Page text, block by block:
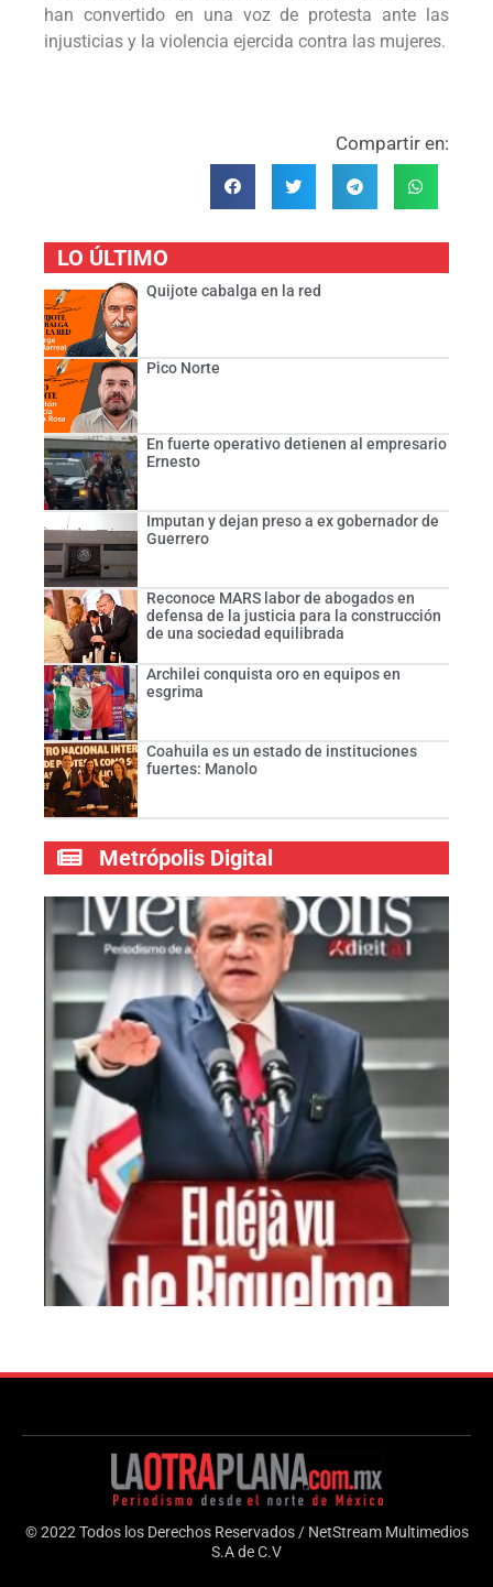
han convertido en una voz de protesta ante las
injusticias y la violencia ejercida contra las mujeres.
Compartir en:
LO ÚLTIMO
Quijote cabalga en la red
Pico Norte
En fuerte operativo detienen al empresario
Ernesto
Imputan y dejan preso a ex gobernador de
Guerrero
Reconoce MARS labor de abogados en
defensa de la justicia para la construcción
de una sociedad equilibrada
Archilei conquista oro en equipos en
esgrima
Coahuila es un estado de instituciones
fuertes: Manolo
Metrópolis Digital
© 2022 Todos los Derechos Reservados / NetStream Multimedios
S.A de C.V